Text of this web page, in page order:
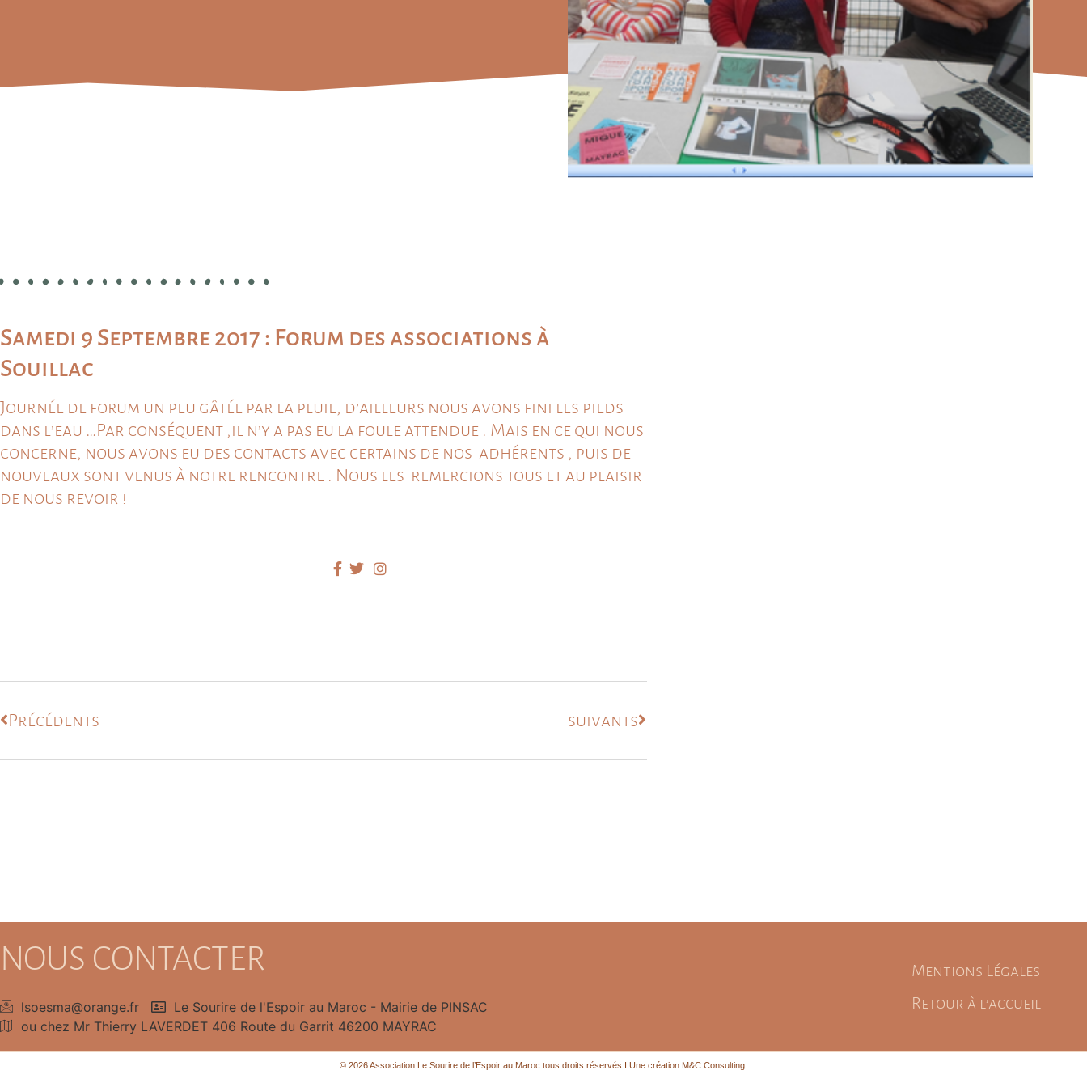
Samedi 9 Septembre 2017 : Forum des associations à
Souillac
Journée de forum un peu gâtée par la pluie, d’ailleurs nous avons fini les pieds
dans l’eau …Par conséquent ,il n’y a pas eu la foule attendue . Mais en ce qui nous
concerne, nous avons eu des contacts avec certains de nos adhérents , puis de
nouveaux sont venus à notre rencontre . Nous les remercions tous et au plaisir
de nous revoir !
Précédents suivants
NOUS CONTACTER
lsoesma@orange.fr
Le Sourire de l'Espoir au Maroc - Mairie de PINSAC
ou chez Mr Thierry LAVERDET 406 Route du Garrit 46200 MAYRAC
Mentions Légales
Retour à l’accueil
© 2026 Association Le Sourire de l’Espoir au Maroc tous droits réservés I Une création M&C Consulting.